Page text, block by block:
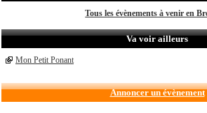
Tous les évènements à venir en
Va voir ailleurs
Mon Petit Ponant
Annoncer un évènement